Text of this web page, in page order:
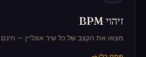
זיהוי BPM
מצאו את הקצב של כל שיר אונליין — חינם